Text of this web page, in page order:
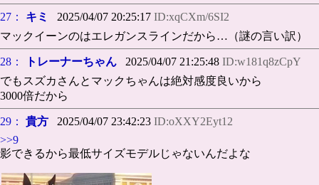
27： キミ 2025/04/07 20:25:17 ID:xqCXm/6SI2
マックイーンのはエレガンスラインだから…（謎の言い訳）
28： トレーナーちゃん 2025/04/07 21:25:48 ID:w181q8zCpY
でもスズカさんとマックちゃんは絶対感度良いから
3000倍だから
29： 貴方 2025/04/07 23:42:23 ID:oXXY2Eyt12
>>9
影できるから最低サイズモデルじゃないんだよな